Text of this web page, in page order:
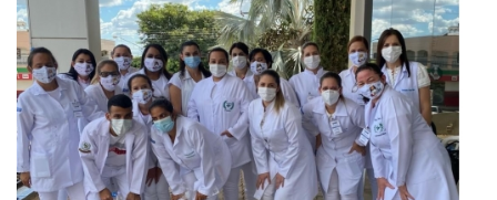
TRANSFERÊNCIA
SEGUNDA GRADUAÇÃO
MATRÍCULA
EDITAL